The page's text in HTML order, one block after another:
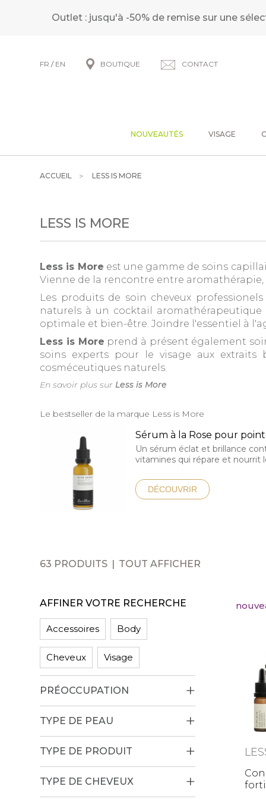
Outlet : jusqu'à -50% de remise sur une
FR / EN BOUTIQUE CONTACT
NOUVEAUTÉS VISAGE
ACCUEIL LESS IS MORE
LESS IS MORE
Less is More est une gamme de soins
Vienne de la rencontre entre
Les produits de soin cheveux
naturels à un cocktail
optimale et bien-être. Joindre l'essentiel à
Less is More prend à présent également
soins experts pour le visage aux
cosméceutiques naturels.
En savoir plus sur Less is More
Le bestseller de la marque Less is More
Sérum à la Rose pour
Un sérum éclat et brillance
vitamines qui répare et nourrit
DÉCOUVRIR
63 PRODUITS TOUT AFFICHER
AFFINER VOTRE RECHERCHE
Accessoires Body
Cheveux Visage
PRÉOCCUPATION
TYPE DE PEAU
TYPE DE PRODUIT
TYPE DE CHEVEUX